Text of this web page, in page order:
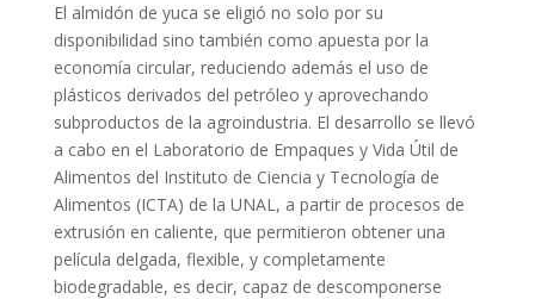
El almidón de yuca se eligió no solo por su
disponibilidad sino también como apuesta por la
economía circular, reduciendo además el uso de
plásticos derivados del petróleo y aprovechando
subproductos de la agroindustria. El desarrollo se llevó
a cabo en el Laboratorio de Empaques y Vida Útil de
Alimentos del Instituto de Ciencia y Tecnología de
Alimentos (ICTA) de la UNAL, a partir de procesos de
extrusión en caliente, que permitieron obtener una
película delgada, flexible, y completamente
biodegradable, es decir, capaz de descomponerse